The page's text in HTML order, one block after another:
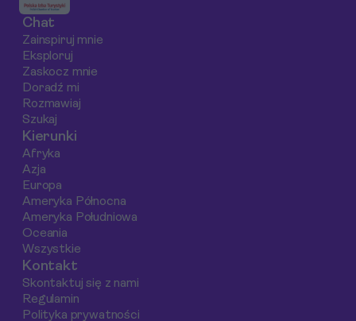
Chat
Zainspiruj mnie
Eksploruj
Zaskocz mnie
Doradź mi
Rozmawiaj
Szukaj
Kierunki
Afryka
Azja
Europa
Ameryka Północna
Ameryka Południowa
Oceania
Wszystkie
Kontakt
Skontaktuj się z nami
Regulamin
Polityka prywatności